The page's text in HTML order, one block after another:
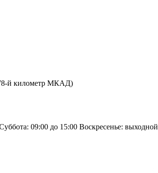
й километр МКАД)
09:00 до 15:00 Воскресенье: выходной